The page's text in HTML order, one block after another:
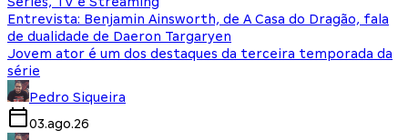
Entrevista: Benjamin Ainsworth, de A Casa do Dragão, fala
de dualidade de Daeron Targaryen
Jovem ator é um dos destaques da terceira temporada da
série
Pedro Siqueira
03.ago.26